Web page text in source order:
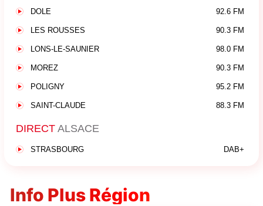
DOLE 92.6 FM
LES ROUSSES 90.3 FM
LONS-LE-SAUNIER 98.0 FM
MOREZ 90.3 FM
POLIGNY 95.2 FM
SAINT-CLAUDE 88.3 FM
DIRECT ALSACE
STRASBOURG DAB+
Info Plus Région